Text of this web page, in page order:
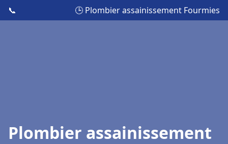
📞 🕒 Plombier assainissement Fourmies
Plombier assainissement